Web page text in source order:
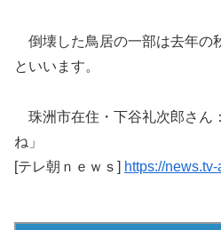
倒壊した鳥居の一部は去年の
といいます。
珠洲市在住・下谷礼次郎さん
ね」
[テレ朝ｎｅｗｓ] https://